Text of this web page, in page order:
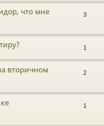
что мне
3
1
вторичном
2
1